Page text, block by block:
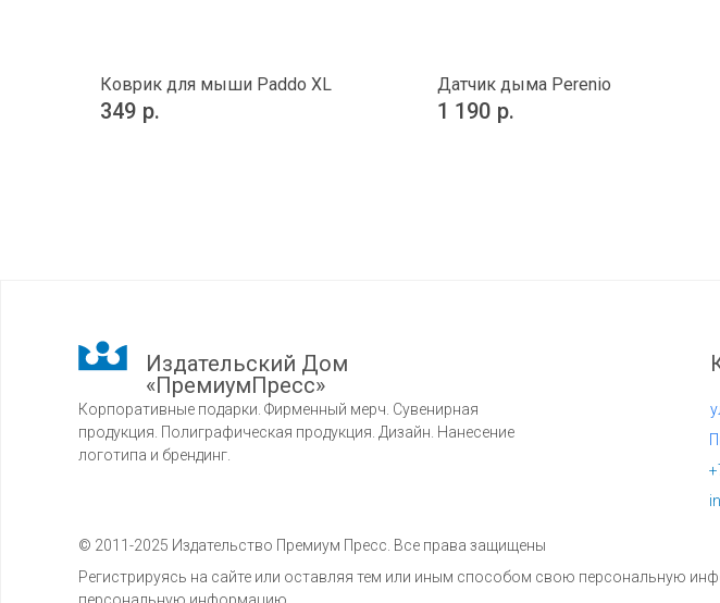
Коврик для мыши Paddo ХL
349 р.
Датчик дыма Perenio
1 190 р.
© 2011-2025 Издательство Премиум Пресс. Все права защищены
Издательский Дом
«ПремиумПресс»
Корпоративные подарки. Фирменный мерч. Сувенирная
продукция. Полиграфическая продукция. Дизайн. Нанесение
логотипа и брендинг.
Регистрируясь на сайте или оставляя тем или иным способом свою персональную